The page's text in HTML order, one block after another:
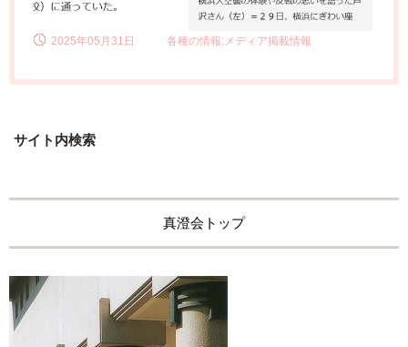
2025年05月31日 各種の情報:メディア掲載情報
サイト内検索
真澄会トップ